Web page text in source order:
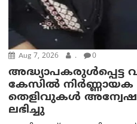
Aug 7, 2026 . 0
കേസില്‍ നിര്‍ണ്ണായക
തെളിവുകള്‍
ലഭിച്ചു